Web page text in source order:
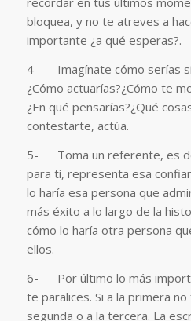
bloquea, y no te atreves a
importante ¿a qué esperas?.
4- Imagínate cómo serías si
¿Cómo actuarías?¿Cómo te
¿En qué pensarías?¿Qué
contestarte, actúa.
5- Toma un referente, es
para ti, representa esa
lo haría esa persona que
más éxito a lo largo de la
cómo lo haría otra persona
ellos.
6- Por último lo más
te paralices. Si a la primera
segunda o a la tercera. La